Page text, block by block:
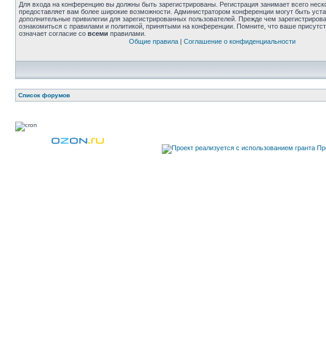
Для входа на конференцию вы должны быть зарегистрированы. Регистрация занимает всего
предоставляет вам более широкие возможности. Администратором конференции могут быть
дополнительные привилегии для зарегистрированных пользователей. Прежде чем
ознакомиться с правилами и политикой, принятыми на конференции. Помните, что ваше
означает согласие со всеми правилами.
Общие правила| Соглашение о конфиденциальности
Список форумов